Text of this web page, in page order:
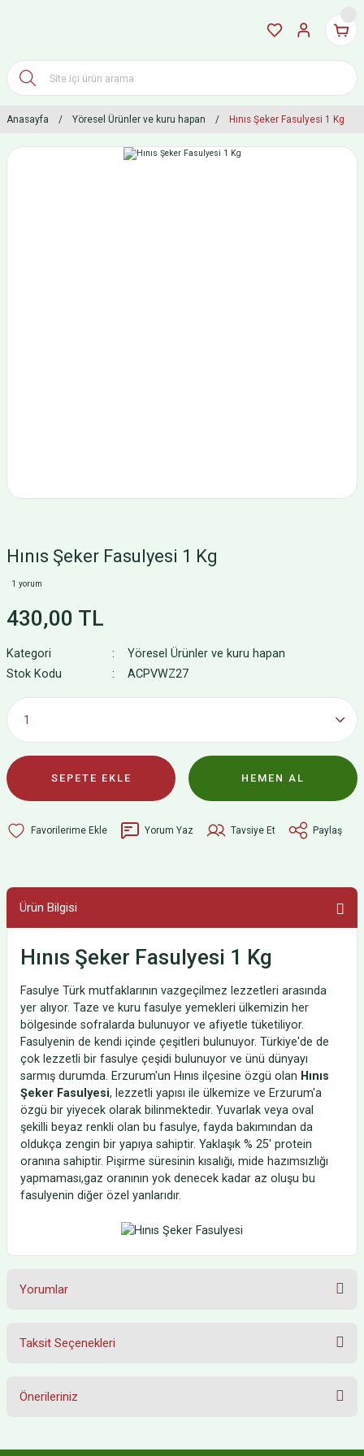
Anasayfa Yöresel Ürünler ve kuru hapan Hınıs Şeker Fasulyesi 1 Kg
Hınıs Şeker Fasulyesi 1 Kg
1 yorum
430,00 TL
Kategori
Yöresel Ürünler ve kuru hapan
Stok Kodu
ACPVWZ27
SEPETE EKLE HEMEN AL
Yorum Yaz Tavsiye Et Paylaş
Ürün Bilgisi
Hınıs Şeker Fasulyesi 1 Kg
Fasulye Türk mutfaklarının vazgeçilmez lezzetleri arasında
yer alıyor. Taze ve kuru fasulye yemekleri ülkemizin her
bölgesinde sofralarda bulunuyor ve afiyetle tüketiliyor.
Fasulyenin de kendi içinde çeşitleri bulunuyor. Türkiye'de de
çok lezzetli bir fasulye çeşidi bulunuyor ve ünü dünyayı
sarmış durumda. Erzurum'un Hınıs ilçesine özgü olan Hınıs
Şeker Fasulyesi, lezzetli yapısı ile ülkemize ve Erzurum'a
özgü bir yiyecek olarak bilinmektedir. Yuvarlak veya oval
şekilli beyaz renkli olan bu fasulye, fayda bakımından da
oldukça zengin bir yapıya sahiptir. Yaklaşık % 25' protein
oranına sahiptir. Pişirme süresinin kısalığı, mide hazımsızlığı
yapmaması,gaz oranının yok denecek kadar az oluşu bu
fasulyenin diğer özel yanlarıdır.
Yorumlar
HARİKA
Taksit Seçenekleri
Önerileriniz